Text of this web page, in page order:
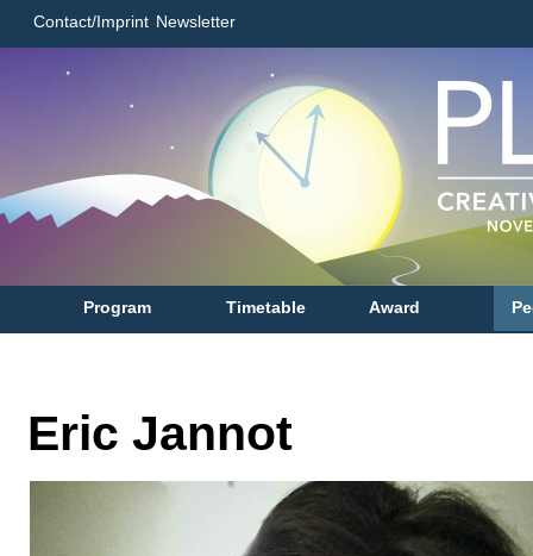
Contact/Imprint Newsletter
Program Timetable Award
Eric Jannot